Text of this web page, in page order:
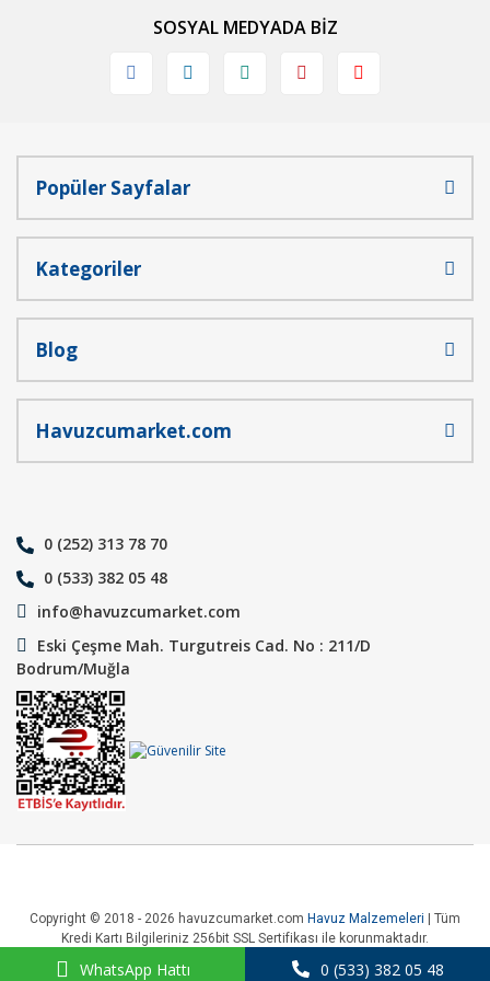
Ürün fiyatı diğer sitelerden daha pahalı.
SOSYAL MEDYADA BİZ
Popüler Sayfalar
Kategoriler
Blog
Havuzcumarket.com
0 (252) 313 78 70
0 (533) 382 05 48
info@havuzcumarket.com
Eski Çeşme Mah. Turgutreis Cad. No : 211/D
Bodrum/Muğla
Copyright © 2018 - 2026 havuzcumarket.com Havuz Malzemeleri | Tüm
Kredi Kartı Bilgileriniz 256bit SSL Sertifikası ile korunmaktadır.
WhatsApp Hattı 0 (533) 382 05 48
ideasoft e- ile